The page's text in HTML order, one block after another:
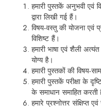
हमारी पुस्तकें अनुभवी एवं
द्वारा लिखी गई हैं।
विषय-वस्तु की योजना एवं
विशिष्ट हैं।
हमारी भाषा एवं शैली
योग्य है।
हमारी पुस्तकों की विषय-
हमारी पुस्तकें परीक्षा के
के समाधान समाहित करती
हमारे प्रश्नोत्तर संक्षिप्त